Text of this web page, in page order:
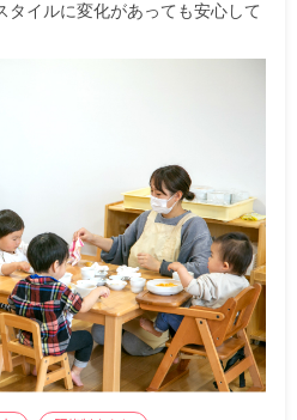
2回（6月・12月） ※昨年度実績 職
て勤務する場合）
処遇改善手当Ⅱ支給（7,000円～40,000
、民会費（ただし自治体の補助金制度
る場合のみ）
タイルに変化があっても安心して